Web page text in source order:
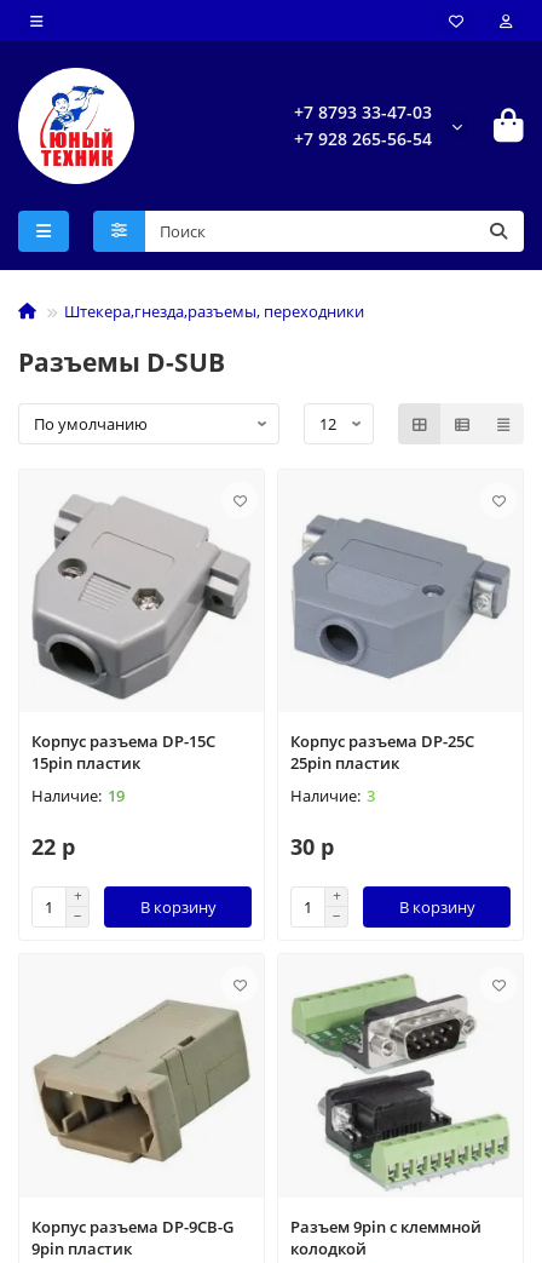
+7 8793 33-47-03
+7 928 265-56-54
Штекера,гнезда,разъемы, переходники
Разъемы D-SUB
Корпус разъема DP-15C
15pin пластик
19
22 р
В корзину
Корпус разъема DP-25C
25pin пластик
3
30 р
В корзину
Корпус разъема DP-9CB-G
9pin пластик
Разъем 9pin с клеммной
колодкой